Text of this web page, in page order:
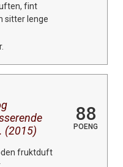
fint
sitter lenge
(2015)
88
POENG
fruktduft